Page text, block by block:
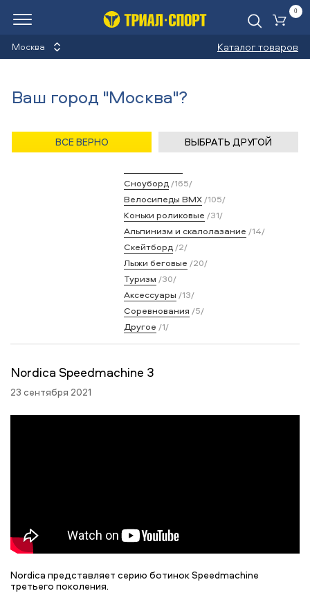
Москва Каталог товаров
0
Категории Велосипеды/536/
Сноуборд /165/
Велосипеды BMX /105/
Коньки роликовые /31/
Альпинизм и скалолазание /14/
Скейтборд /2/
Лыжи беговые /20/
Туризм /30/
Аксессуары /13/
Соревнования /5/
Другое /1/
Nordica Speedmachine 3
23 сентября 2021
Nordica представляет серию ботинок Speedmachine
третьего поколения.
Ваш город "Москва"?
ВСЕ ВЕРНО ВЫБРАТЬ ДРУГОЙ